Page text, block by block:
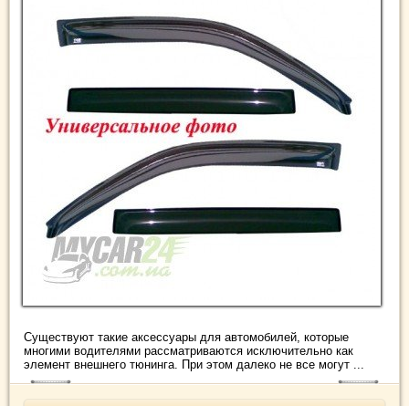
Существуют такие аксессуары для автомобилей, которые
многими водителями рассматриваются исключительно как
элемент внешнего тюнинга. При этом далеко не все могут ...